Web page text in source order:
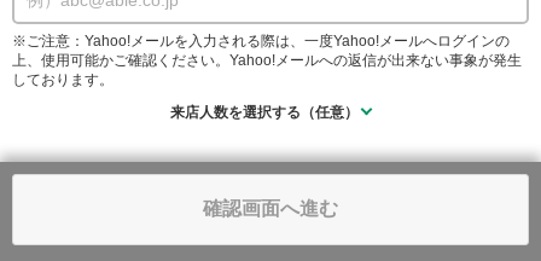
※ご注意：Yahoo!メールを入力される際は、一度Yahoo!メールへログインの
上、使用可能かご確認ください。Yahoo!メールへの返信が出来ない事象が発生
しております。
来店人数を選択する（任意）
確認画面へ進む